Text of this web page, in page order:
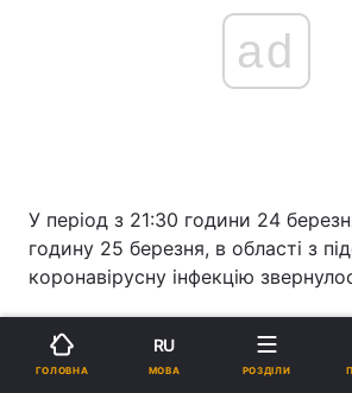
ad
У період з 21:30 години 24
годину 25 березня, в області з
коронавірусну інфекцію
ЧИТАЙТЕ ТАКОЖ
ГОЛОВНА
RU
МОВА РОЗДІЛИ